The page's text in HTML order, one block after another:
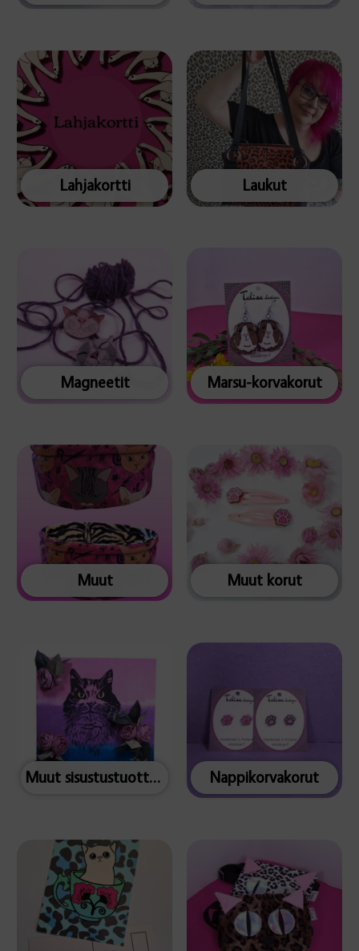
Lahjakortti Laukut
Magneetit Marsu-korvakorut
Muut Muut korut
Muut sisustustuotteet Nappikorvakorut